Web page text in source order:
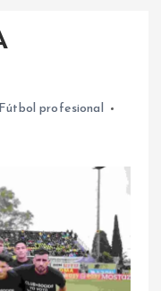
Fútbol profesional